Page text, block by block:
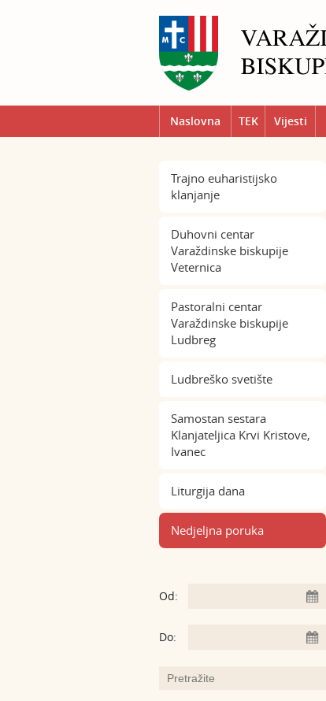
Naslovna TEK Vijesti
Trajno euharistijsko
klanjanje
Duhovni centar
Varaždinske biskupije
Veternica
Pastoralni centar
Varaždinske biskupije
Ludbreg
Ludbreško svetište
Samostan sestara
Klanjateljica Krvi Kristove,
Ivanec
Liturgija dana
Nedjeljna poruka
Od:
Do: